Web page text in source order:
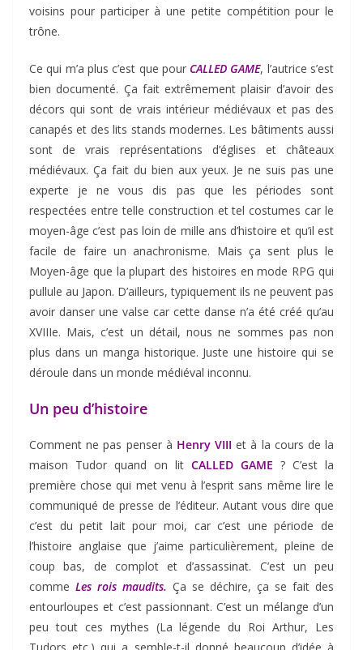
voisins pour participer à une petite compétition pour le
trône.
Ce qui m’a plus c’est que pour CALLED GAME, l’autrice s’est
bien documenté. Ça fait extrêmement plaisir d’avoir des
décors qui sont de vrais intérieur médiévaux et pas des
canapés et des lits stands modernes. Les bâtiments aussi
sont de vrais représentations d’églises et châteaux
médiévaux. Ça fait du bien aux yeux. Je ne suis pas une
experte je ne vous dis pas que les périodes sont
respectées entre telle construction et tel costumes car le
moyen-âge c’est pas loin de mille ans d’histoire et qu’il est
facile de faire un anachronisme. Mais ça sent plus le
Moyen-âge que la plupart des histoires en mode RPG qui
pullule au Japon. D’ailleurs, typiquement ils ne peuvent pas
avoir danser une valse car cette danse n’a été créé qu’au
XVIIIe. Mais, c’est un détail, nous ne sommes pas non
plus dans un manga historique. Juste une histoire qui se
déroule dans un monde médiéval inconnu.
Un peu d’histoire
Comment ne pas penser à Henry VIII et à la cours de la
maison Tudor quand on lit CALLED GAME ? C’est la
première chose qui met venu à l’esprit sans même lire le
communiqué de presse de l’éditeur. Autant vous dire que
c’est du petit lait pour moi, car c’est une période de
l’histoire anglaise que j’aime particulièrement, pleine de
coup bas, de complot et d’assassinat. C’est un peu
comme Les rois maudits. Ça se déchire, ça se fait des
entourloupes et c’est passionnant. C’est un mélange d’un
peu tout ces mythes (La légende du Roi Arthur, Les